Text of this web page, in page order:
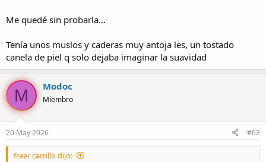
Me quedé sin probarla...
Tenía unos muslos y caderas muy antoja les, un tostado
canela de piel q solo dejaba imaginar la suavidad
M Modoc
Miembro
20 May 2026 #62
freer carrillo dijo: